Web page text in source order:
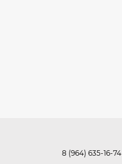
8 (964) 635-16-74